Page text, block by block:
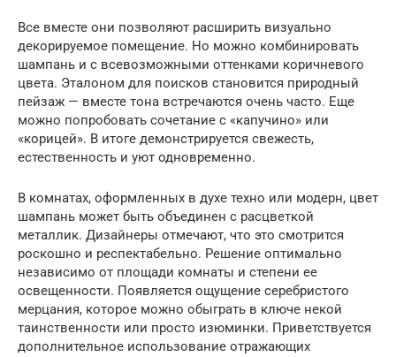
Все вместе они позволяют расширить визуально
декорируемое помещение. Но можно комбинировать
шампань и с всевозможными оттенками коричневого
цвета. Эталоном для поисков становится природный
пейзаж — вместе тона встречаются очень часто. Еще
можно попробовать сочетание с «капучино» или
«корицей». В итоге демонстрируется свежесть,
естественность и уют одновременно.
В комнатах, оформленных в духе техно или модерн, цвет
шампань может быть объединен с расцветкой
металлик. Дизайнеры отмечают, что это смотрится
роскошно и респектабельно. Решение оптимально
независимо от площади комнаты и степени ее
освещенности. Появляется ощущение серебристого
мерцания, которое можно обыграть в ключе некой
таинственности или просто изюминки. Приветствуется
дополнительное использование отражающих